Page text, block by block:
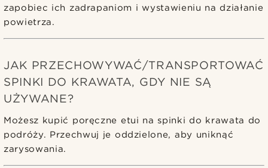
zapobiec ich zadrapaniom i wystawieniu na działanie
powietrza.
JAK PRZECHOWYWAĆ/TRANSPORTOWAĆ
SPINKI DO KRAWATA, GDY NIE SĄ
UŻYWANE?
Możesz kupić poręczne etui na spinki do krawata do
podróży. Przechwuj je oddzielone, aby uniknąć
zarysowania.